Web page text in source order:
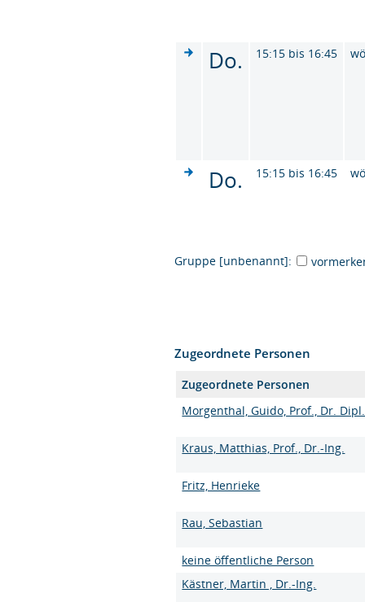
Do. 15:15 bis 16:45
Do. 15:15 bis 16:45
Gruppe [unbenannt]:
Zugeordnete Personen
Zugeordnete Personen
Morgenthal, Guido, Prof., Dr.
Kraus, Matthias, Prof., Dr.-Ing.
Fritz, Henrieke
Rau, Sebastian
keine öffentliche Person
Kästner, Martin , Dr.-Ing.